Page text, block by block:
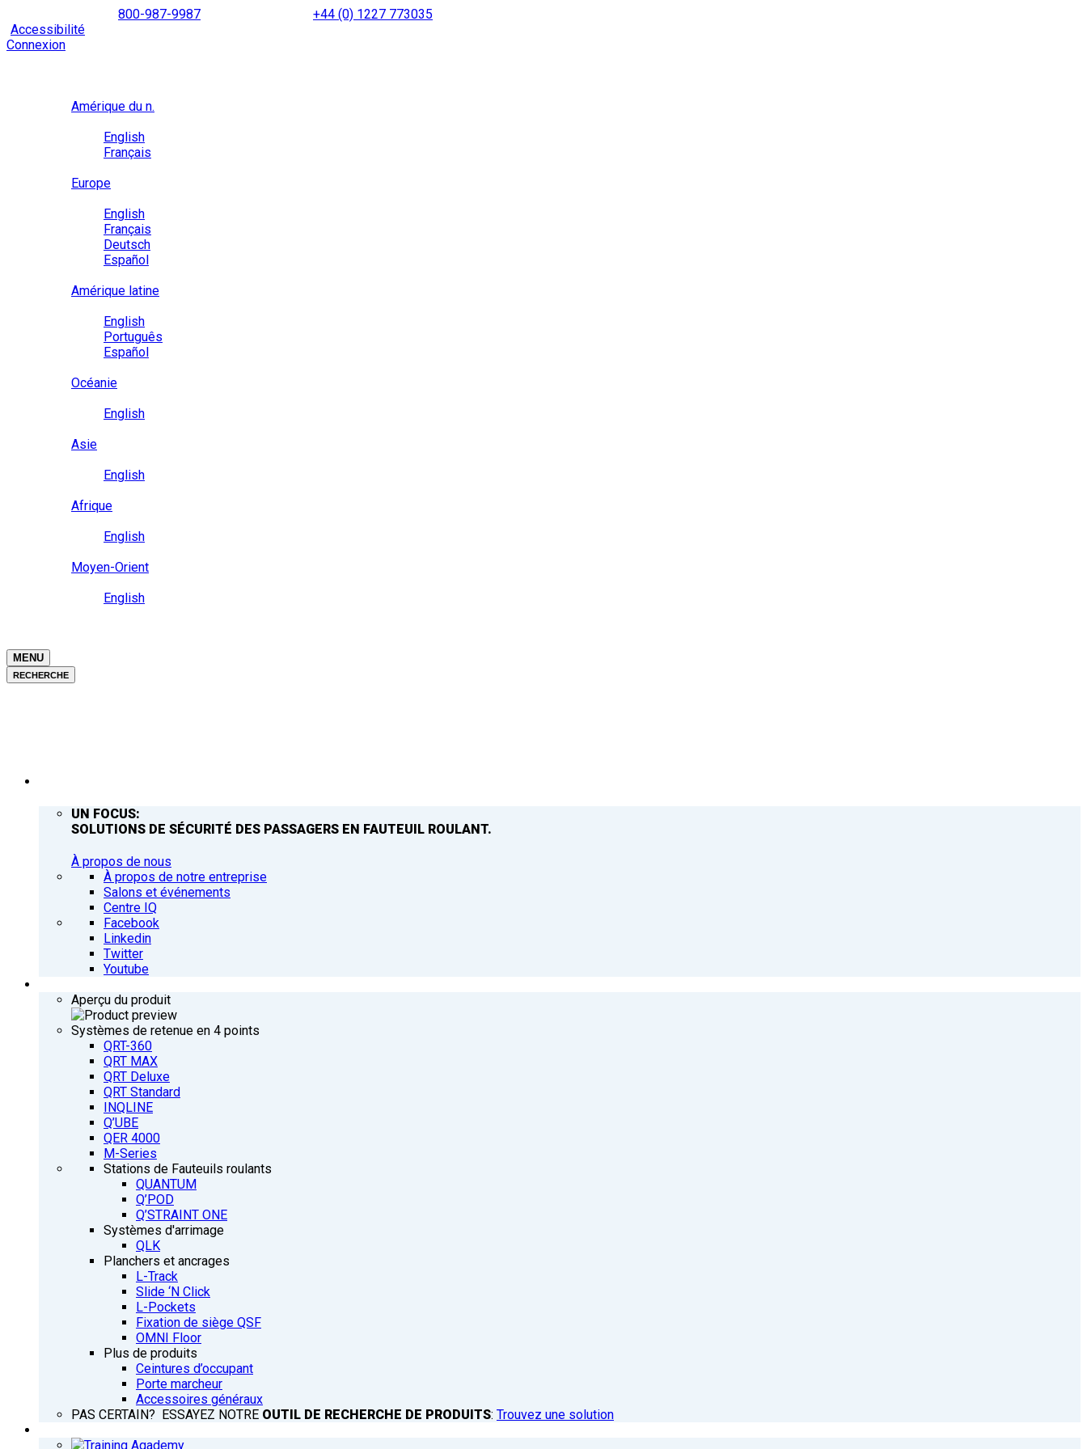
to
content
800-987-9987
+44 (0) 1227 773035
Accessibilité
Connexion
Amérique du n.
English
Français
Europe
English
Français
Deutsch
Español
Amérique latine
English
Português
Español
Océanie
English
Asie
English
Afrique
English
Moyen-Orient
English
MENU
RECHERCHE
UN FOCUS:
SOLUTIONS DE SÉCURITÉ DES PASSAGERS EN FAUTEUIL ROULANT.
À propos de nous
À propos de notre entreprise
Salons et événements
Centre IQ
Facebook
Linkedin
Twitter
Youtube
Aperçu du produit
Systèmes de retenue en 4 points
QRT-360
QRT MAX
QRT Deluxe
QRT Standard
INQLINE
Q’UBE
QER 4000
M-Series
Stations de Fauteuils roulants
QUANTUM
Q’POD
Q’STRAINT ONE
Systèmes d'arrimage
QLK
Planchers et ancrages
L-Track
Slide ‘N Click
L-Pockets
Fixation de siège QSF
OMNI Floor
Plus de produits
Ceintures d’occupant
Porte marcheur
Accessoires généraux
PAS CERTAIN? ESSAYEZ NOTRE OUTIL DE RECHERCHE DE PRODUITS: Trouvez une solution